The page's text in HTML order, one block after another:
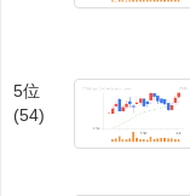
5位
(54)